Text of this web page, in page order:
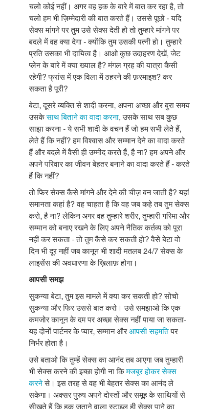
चलो कोई नहीं। अगर वह हक के बारे में बात कर रहा है, तो
चलो हम भी ज़िम्मेदारी की बात करते हैं। उससे पूछो - यदि
सेक्स मांगने पर तुम उसे सेक्स देती हो तो तुम्हारे मांगने पर
बदले में वह क्या देगा - क्योंकि तुम उसकी पत्नी हो। तुम्हारे
प्रति उसका भी दायित्व है। आओ कुछ उदाहरण देखें, जेट
प्लेन के बारे में क्या ख्याल है? मंगल ग्रह की यात्रा कैसी
रहेगी? फ्रांस में एक विला में ठहरने की फ़रमाइश? कर
सकता है पूरी?
बेटा, दूसरे व्यक्ति से शादी करना, अपना अच्छा और बुरा समय
उसकेसाथ बिताने का वादा करना, उसके साथ सब कुछ
साझा करना - ये सभी शादी के वचन हैं जो हम सभी लेते हैं,
लेते हैं कि नहीं? हम विश्वास और सम्मान देने का वादा करते
हैं और बदले में वैसी ही उम्मीद करते हैं, है ना? हम अपने और
अपने परिवार का जीवन बेहतर बनाने का वादा करते हैं - करते
हैं कि नहीं?
तो फिर सेक्स कैसे मांगने और देने की चीज़ बन जाती है? यहां
समानता कहां है? वह चाहता है कि वह जब कहे तब तुम सेक्स
करो, है ना? लेकिन अगर वह तुम्हारे शरीर, तुम्हारी गरिमा और
सम्मान को बनाए रखने के लिए अपने नैतिक कर्तव्य को पूरा
नहीं कर सकता - तो तुम कैसे कर सकती हो? वैसे बेटा वो
दिन भी दूर नहीं जब कानून भी शादी मतलब 24/7 सेक्स के
लाइसेंस की अवधारणा के ख़िलाफ़ होगा।
आपसी समझ
सुकन्या बेटा, तुम इस मामले में क्या कर सकती हो? सोचो
सुकन्या और फिर उससे बात करो। उसे समझाओ कि एक
कमजोर कानून के दम पर अच्छा सेक्स नहीं पाया जा सकता-
यह दोनों पार्टनर के प्यार, सम्मान औरआपसी सहमतिपर
निर्भर होता है।
उसे बताओ कि तुम्हें सेक्स का आनंद तब आएगा जब तुम्हारी
भी सेक्स करने की इच्छा होगी ना किमजबूर होकर सेक्स
करनेसे। इस तरह से वह भी बेहतर सेक्स का आनंद ले
सकेगा। अक्सर पुरुष अपने दोस्तों और समूह के साथियों से
सीखते हैं कि हक जताने वाला स्टाइल ही सेक्स पाने का